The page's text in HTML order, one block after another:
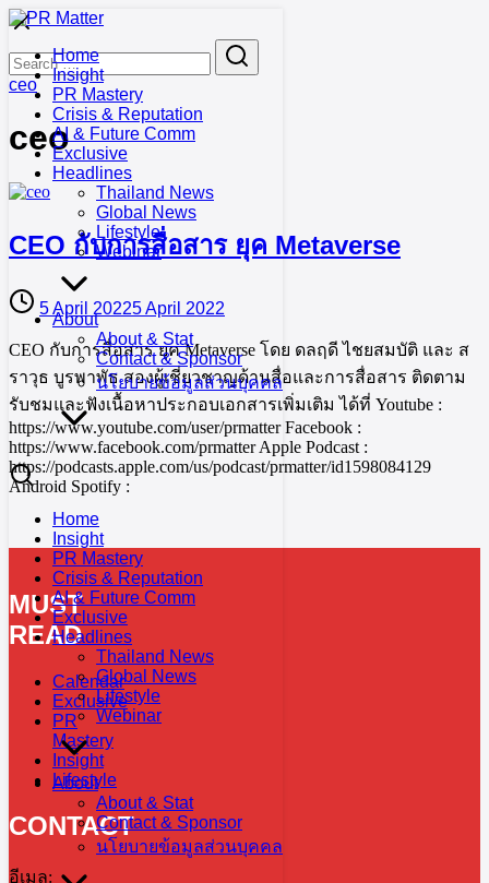
Skip
contentHome
Insight
PR Mastery
Crisis & Reputation
AI & Future Comm
Exclusive
Headlines
Thailand News
Global News
Lifestyle
Webinar
About
About & Stat
Contact & Sponsor
นโยบายข้อมูลส่วนบุคคล
Home
Insight
PR Mastery
Crisis & Reputation
AI & Future Comm
Exclusive
Headlines
Thailand News
Global News
Lifestyle
Webinar
About
About & Stat
Contact & Sponsor
นโยบายข้อมูลส่วนบุคคล
Search
for:
ceo
ceo
CEO กับการสื่อสาร ยุค Metaverse
5 April 20225 April 2022
CEO กับการสื่อสาร ยุค Metaverse โดย ดลฤดี ไชยสมบัติ และ ส
ราวุธ บูรพาพัธ สองผู้เชี่ยวชาญด้านสื่อและการสื่อสาร ติดตาม
รับชมและฟังเนื้อหาประกอบเอกสารเพิ่มเติม ได้ที่ Youtube :
https://www.youtube.com/user/prmatter Facebook :
https://www.facebook.com/prmatter Apple Podcast :
https://podcasts.apple.com/us/podcast/prmatter/id1598084129
Android Spotify :
MUST
READ
Calendar
Exclusive
PR
Mastery
Insight
Lifestyle
CONTACT
อีเมล: